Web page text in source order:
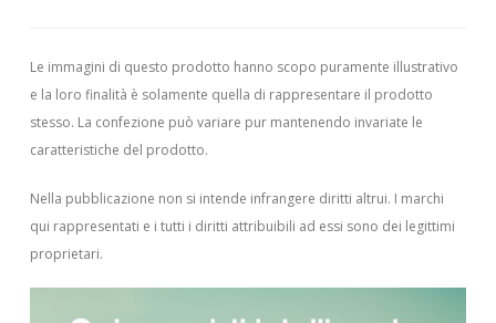
Le immagini di questo prodotto hanno scopo puramente illustrativo
e la loro finalità è solamente quella di rappresentare il prodotto
stesso. La confezione può variare pur mantenendo invariate le
caratteristiche del prodotto.
Nella pubblicazione non si intende infrangere diritti altrui. I marchi
qui rappresentati e i tutti i diritti attribuibili ad essi sono dei legittimi
proprietari.